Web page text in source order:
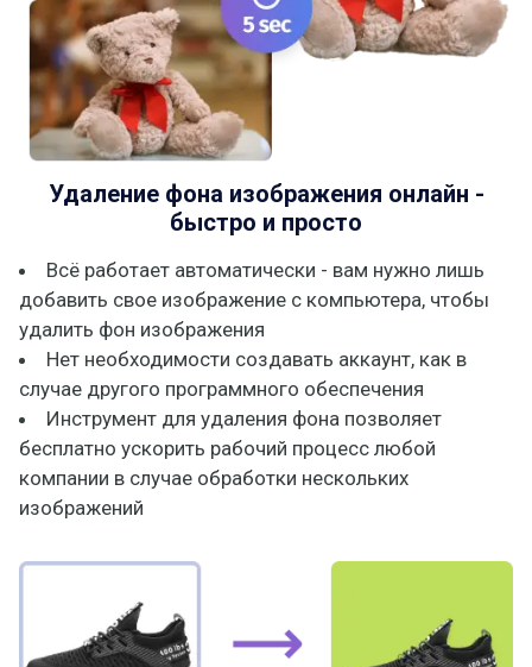
Удаление фона изображения онлайн -
быстро и просто
Всё работает автоматически - вам нужно лишь
добавить свое изображение с компьютера, чтобы
удалить фон изображения
Нет необходимости создавать аккаунт, как в
случае другого программного обеспечения
Инструмент для удаления фона позволяет
бесплатно ускорить рабочий процесс любой
компании в случае обработки нескольких
изображений